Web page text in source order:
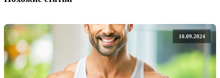
10.09.2024